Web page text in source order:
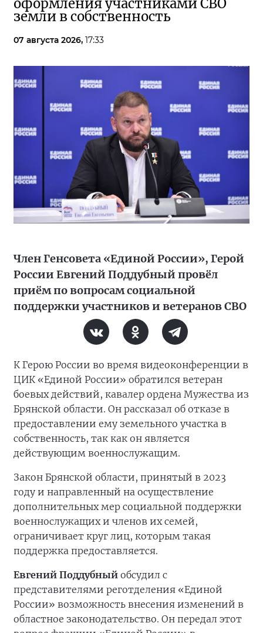
оформления участниками СВО
земли в собственность
07 августа 2026, 17:33
Член Генсовета «Единой России», Герой
России Евгений Поддубный провёл
приём по вопросам социальной
поддержки участников и ветеранов СВО
К Герою России во время видеоконференции в
ЦИК «Единой России» обратился ветеран
боевых действий, кавалер ордена Мужества из
Брянской области. Он рассказал об отказе в
предоставлении ему земельного участка в
собственность, так как он является
действующим военнослужащим.
Закон Брянской области, принятый в 2023
году и направленный на осуществление
дополнительных мер социальной поддержки
военнослужащих и членов их семей,
ограничивает круг лиц, которым такая
поддержка предоставляется.
Евгений Поддубный обсудил с
представителями реготделения «Единой
России» возможность внесения изменений в
областное законодательство. Он передал этот